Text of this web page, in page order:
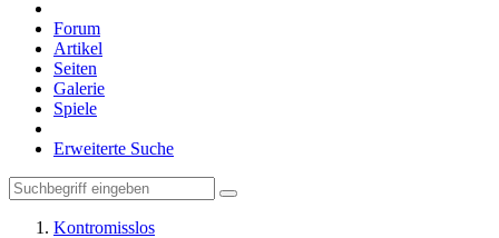
Forum
Artikel
Seiten
Galerie
Spiele
Erweiterte Suche
Kontromisslos